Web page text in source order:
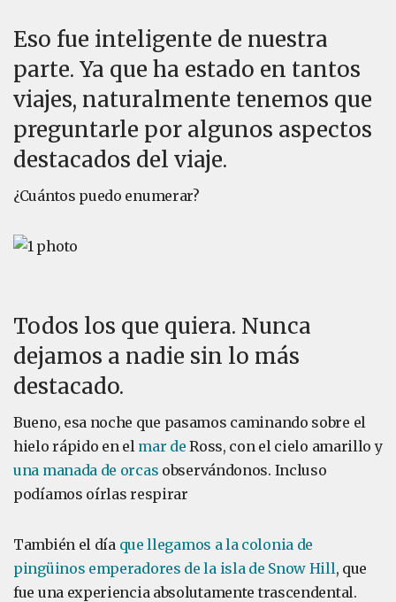
Eso fue inteligente de nuestra
parte. Ya que ha estado en tantos
viajes, naturalmente tenemos que
preguntarle por algunos aspectos
destacados del viaje.
¿Cuántos puedo enumerar?
Todos los que quiera. Nunca
dejamos a nadie sin lo más
destacado.
Bueno, esa noche que pasamos caminando sobre el
hielo rápido en el mar de Ross, con el cielo amarillo y
una manada de orcas observándonos. Incluso
podíamos oírlas respirar
También el día que llegamos a la colonia de
pingüinos emperadores de la isla de Snow Hill, que
fue una experiencia absolutamente trascendental.